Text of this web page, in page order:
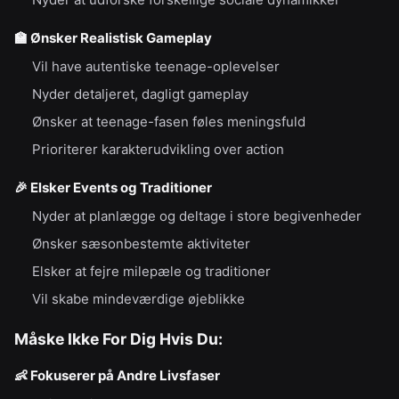
🏫 Ønsker Realistisk Gameplay
Vil have autentiske teenage-oplevelser
Nyder detaljeret, dagligt gameplay
Ønsker at teenage-fasen føles meningsfuld
Prioriterer karakterudvikling over action
🎉 Elsker Events og Traditioner
Nyder at planlægge og deltage i store begivenheder
Ønsker sæsonbestemte aktiviteter
Elsker at fejre milepæle og traditioner
Vil skabe mindeværdige øjeblikke
Måske Ikke For Dig Hvis Du:
👶 Fokuserer på Andre Livsfaser